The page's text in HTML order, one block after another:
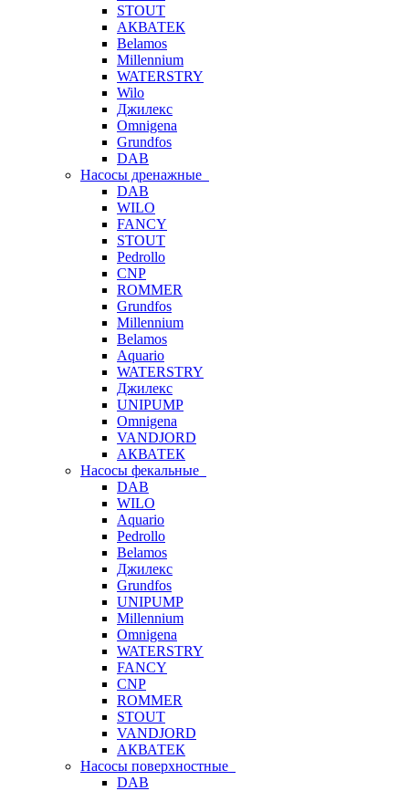
STOUT
АКВАТЕК
Belamos
Millennium
WATERSTRY
Wilo
Джилекс
Omnigena
Grundfos
DAB
Насосы дренажные
DAB
WILO
FANCY
STOUT
Pedrollo
CNP
ROMMER
Grundfos
Millennium
Belamos
Aquario
WATERSTRY
Джилекс
UNIPUMP
Omnigena
VANDJORD
АКВАТЕК
Насосы фекальные
DAB
WILO
Aquario
Pedrollo
Belamos
Джилекс
Grundfos
UNIPUMP
Millennium
Omnigena
WATERSTRY
FANCY
CNP
ROMMER
STOUT
VANDJORD
АКВАТЕК
Насосы поверхностные
DAB